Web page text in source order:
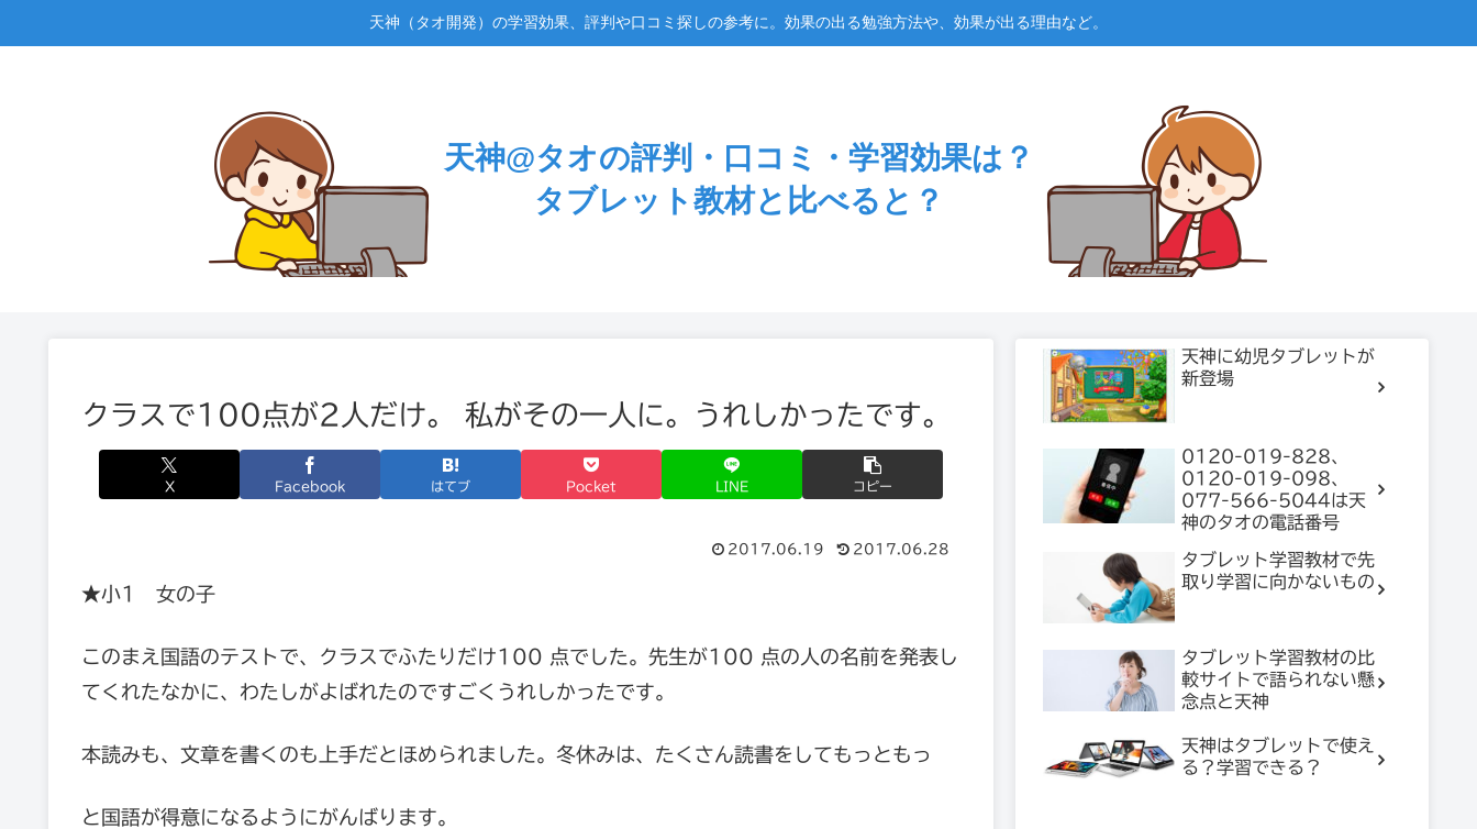
天神（タオ開発）の学習効果、評判や口コミ探しの参考に。効果の出る勉強方法や、効果が出る理由など。
天神@タオの評判・口コミ・学習効果は？
タブレット教材と比べると？
クラスで100点が2人だけ。 私がその一人に。うれしかったです。
X Facebook はてブ Pocket LINE コピー
2017.06.19 2017.06.28
★小1 女の子
このまえ国語のテストで、クラスでふたりだけ100 点でした。先生が100 点の人の名前を発表し
てくれたなかに、わたしがよばれたのですごくうれしかったです。
本読みも、文章を書くのも上手だとほめられました。冬休みは、たくさん読書をしてもっともっ
と国語が得意になるようにがんばります。
天神に幼児タブレットが
新登場
0120-019-828、
0120-019-098、
077-566-5044は天
神のタオの電話番号
タブレット学習教材で先
取り学習に向かないもの
タブレット学習教材の比
較サイトで語られない懸
念点と天神
天神はタブレットで使え
る？学習できる？